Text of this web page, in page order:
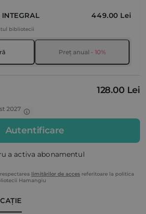
449.00 Lei
bibliotecii
Preț anual - 10%
128.00 Lei
2027
Autentificare
a activa abonamentul
limitărilor de acces referitoare la politica
Hamangiu